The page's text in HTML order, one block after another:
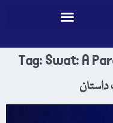
Tag:Swat: A